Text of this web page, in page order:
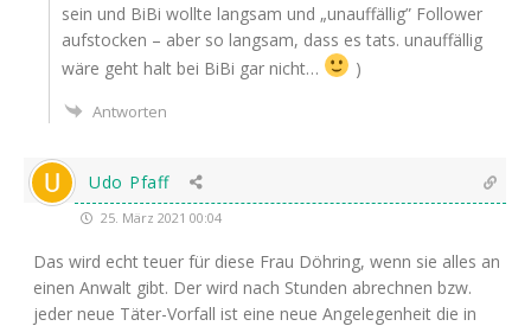
sein und BiBi woll­te lang­sam und „unauf­fäl­lig” Fol­lower
auf­sto­cken – aber so lang­sam, dass es tats. unauf­fäl­lig
wäre geht halt bei BiBi gar nicht…
)
Antworten
Udo Pfaff
25. März 2021 00:04
Das wird echt teu­er für die­se Frau Döh­ring, wenn sie alles an
einen Anwalt gibt. Der wird nach Stun­den abrech­nen bzw.
jeder neue Täter-Vor­fall ist eine neue Ange­le­gen­heit die in